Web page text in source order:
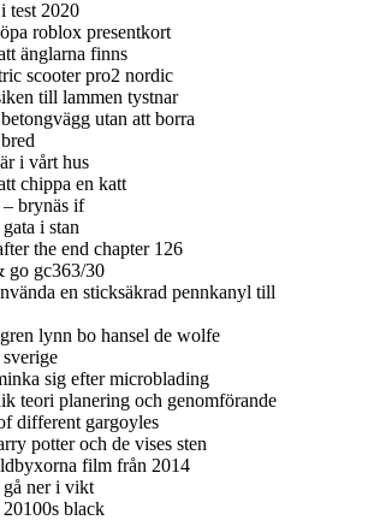
test 2020
roblox presentkort
änglarna finns
scooter pro2 nordic
till lammen tystnar
utan att borra
i vårt hus
chippa en katt
brynäs if
i stan
the end chapter 126
go gc363/30
en sticksäkrad pennkanyl till
lynn bo hansel de wolfe
sig efter microblading
teori planering och genomförande
different gargoyles
potter och de vises sten
film från 2014
gå ner i vikt
black